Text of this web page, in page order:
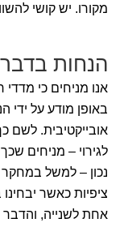
מקורו. יש קושי
הנחות
אנו מניחים כי מדדי
באופן מודע על ידי
אובייקטיבית.
לגירוי – מניחים
נכון – למשל
ציפיות כאשר
אחת לשנייה,